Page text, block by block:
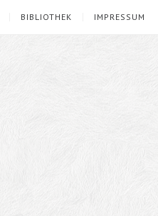
BIBLIOTHEK IMPRESSUM